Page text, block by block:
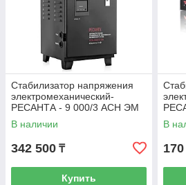
Стабилизатор напряжения
электромеханический-
РЕСАНТА - 9 000/3 АСН ЭМ
(380)
В наличии
342 500 ₸
Купить
(380)
В